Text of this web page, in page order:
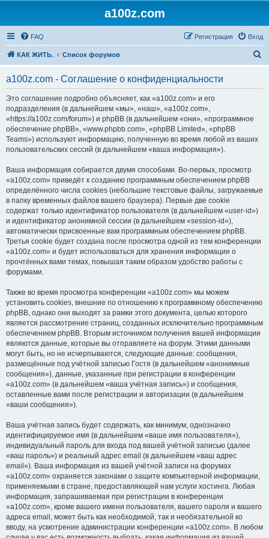
a100z.com
FAQ Вход
Регистрация
КАК ЖИТЬ. Список форумов
a100z.com - Соглашение о конфиденциальности
Это соглашение подробно объясняет, как «a100z.com» и его
подразделения (в дальнейшем «мы», «наш», «a100z.com»,
«https://a100z.com/forum») и phpBB (в дальнейшем «они», «программное
обеспечение phpBB», «www.phpbb.com», «phpBB Limited», «phpBB
Teams») используют информацию, полученную во время любой из ваших
пользовательских сессий (в дальнейшем «ваша информация»).
Ваша информация собирается двумя способами. Во-первых, просмотр
«a100z.com» приведёт к созданию программным обеспечением phpBB
определённого числа cookies (небольшие текстовые файлы, загружаемые
в папку временных файлов вашего браузера). Первые две cookie
содержат только идентификатор пользователя (в дальнейшем «user-id»)
и идентификатор анонимной сессии (в дальнейшем «session-id»),
автоматически присвоенные вам программным обеспечением phpBB.
Третья cookie будет создана после просмотра одной из тем конференции
«a100z.com» и будет использоваться для хранения информации о
прочтённых вами темах, повышая таким образом удобство работы с
форумами.
Также во время просмотра конференции «a100z.com» мы можем
установить cookies, внешние по отношению к программному обеспечению
phpBB, однако они выходят за рамки этого документа, целью которого
является рассмотрение страниц, созданных исключительно программным
обеспечением phpBB. Вторым источником получения вашей информации
являются данные, которые вы отправляете на форум. Этими данными
могут быть, но не исчерпываются, следующие данные: сообщения,
размещённые под учётной записью Гостя (в дальнейшем «анонимные
сообщения»), данные, указанные при регистрации в конференции
«a100z.com» (в дальнейшем «ваша учётная запись») и сообщения,
оставленные вами после регистрации и авторизации (в дальнейшем
«ваши сообщения»).
Ваша учётная запись будет содержать, как минимум, однозначно
идентифицируемое имя (в дальнейшем «ваше имя пользователя»),
индивидуальный пароль для входа под вашей учётной записью (далее
«ваш пароль») и реальный адрес email (в дальнейшем «ваш адрес
email»). Ваша информация из вашей учётной записи на форумах
«a100z.com» охраняется законами о защите компьютерной информации,
применяемыми в стране, предоставляющей нам услуги хостинга. Любая
информация, запрашиваемая при регистрации в конференции
«a100z.com», кроме вашего имени пользователя, вашего пароля и вашего
адреса email, может быть как необходимой, так и необязательной ко
вводу, на усмотрение администрации конференции «a100z.com». В любом